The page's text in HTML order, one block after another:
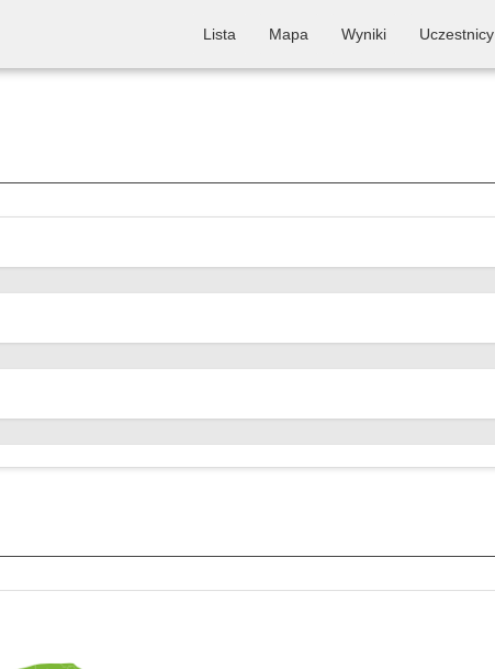
Lista Mapa Wyniki Uczestnicy